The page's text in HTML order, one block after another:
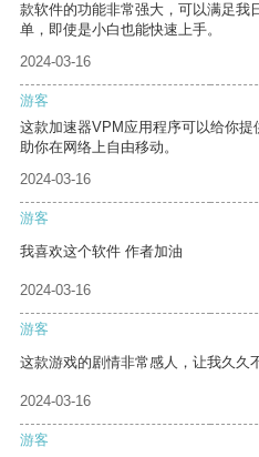
款软件的功能非常强大，可以满足我
单，即使是小白也能快速上手。
2024-03-16
游客
这款加速器VPM应用程序可以给你
助你在网络上自由移动。
2024-03-16
游客
我喜欢这个软件 作者加油
2024-03-16
游客
这款游戏的剧情非常感人，让我久久
2024-03-16
游客